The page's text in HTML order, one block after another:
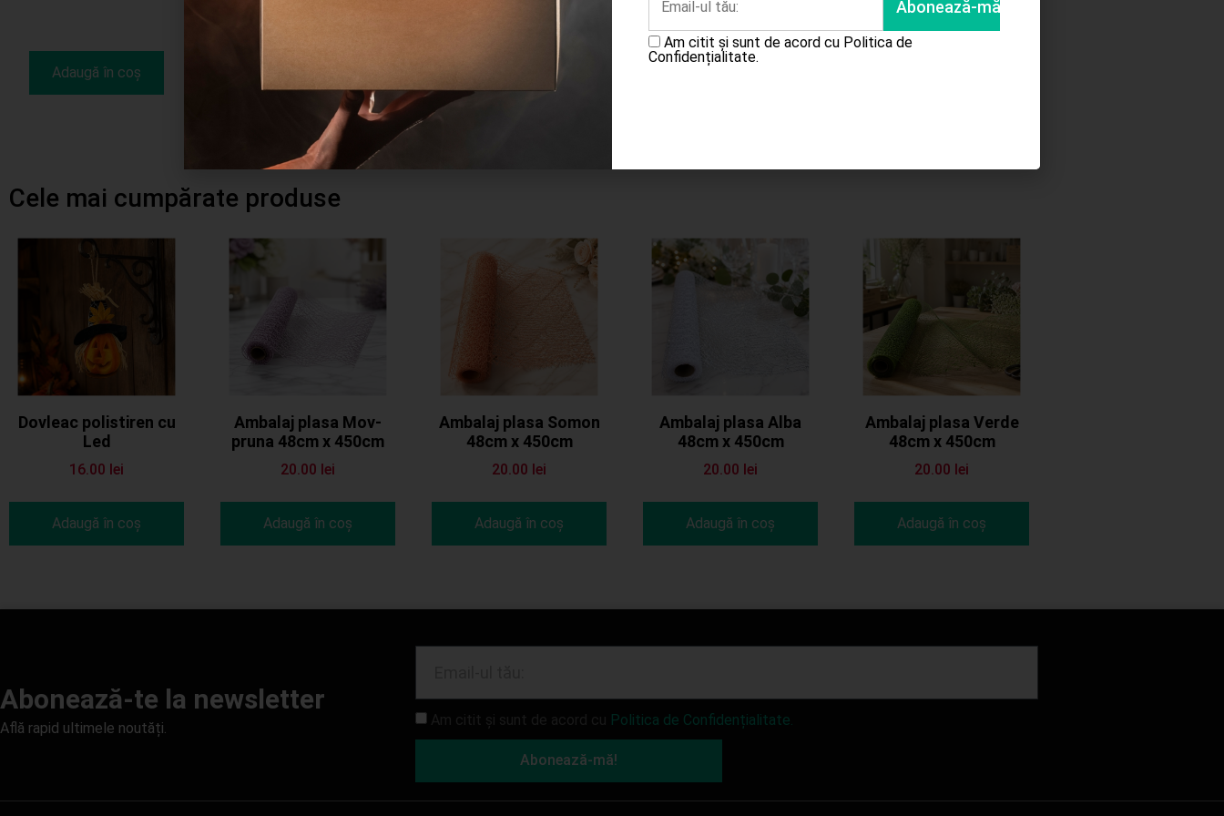
Adaugă în coș Adaugă în coș
Completează
Completează
Cele mai cumpărate produse
Dovleac polistiren cu
Led
16.00 lei
Adaugă în coș
Ambalaj plasa Mov-
pruna 48cm x 450cm
20.00 lei
Adaugă în coș
Ambalaj plasa Somon
48cm x 450cm
20.00 lei
Adaugă în coș
Ambalaj plasa Alba
48cm x 450cm
20.00 lei
Adaugă în coș
Ambalaj plasa Verde
48cm x 450cm
20.00 lei
Adaugă în coș
Abonează-te la newsletter
Află rapid ultimele noutăți.
Politica de Confidențialitate.
Abonează-mă!
Am citit și sunt de acord cu Politica de
Confidențialitate.